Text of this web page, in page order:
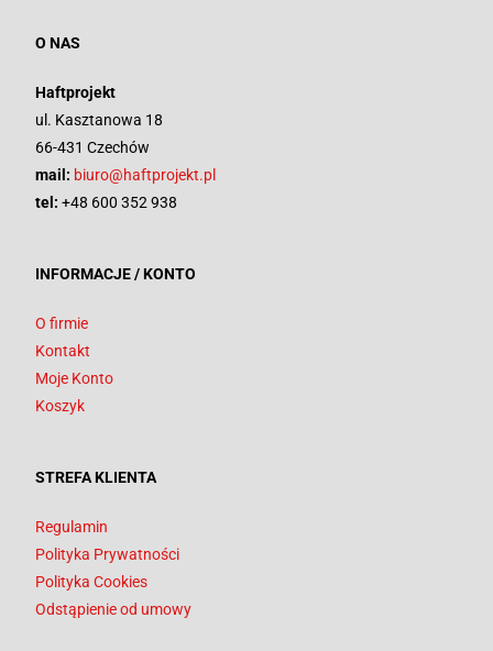
O NAS
Haftprojekt
ul. Kasztanowa 18
66-431 Czechów
mail: biuro@haftprojekt.pl
tel: +48 600 352 938
INFORMACJE / KONTO
O firmie
Kontakt
Moje Konto
Koszyk
STREFA KLIENTA
Regulamin
Polityka Prywatności
Polityka Cookies
Odstąpienie od umowy